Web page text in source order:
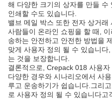
해 다양한 크기의 상자를 만들 수
인쇄할 수도 있습니다.
밸브 메일 박스 또한 전자 상거
사람들이 온라인 쇼핑을 할 때,
송하는 안전하고 안전한 방법을
맞게 사용자 정의 될 수 있습니
는 것을 보장합니다.
결론적으로, Crepack 018 사용
다양한 경우와 시나리오에서 사
루고 운송하기가 쉽습니다.그리
로 사용자 정의 될 수 있습니다